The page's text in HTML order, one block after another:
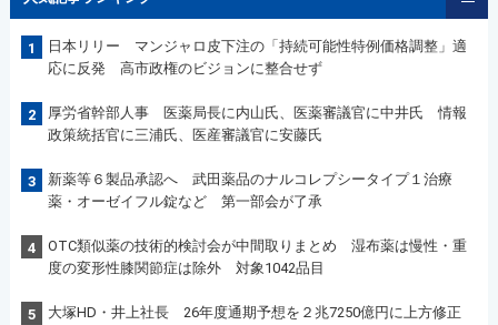
1
日本リリー マンジャロ皮下注の「持続可能性特例価格調整」適
応に反発 高市政権のビジョンに整合せず
2
厚労省幹部人事 医薬局長に内山氏、医薬審議官に中井氏 情報
政策統括官に三浦氏、医産審議官に安藤氏
3
新薬等６製品承認へ 武田薬品のナルコレプシータイプ１治療
薬・オーゼイフル錠など 第一部会が了承
4
OTC類似薬の技術的検討会が中間取りまとめ 湿布薬は慢性・重
度の変形性膝関節症は除外 対象1042品目
5
大塚HD・井上社長 26年度通期予想を２兆7250億円に上方修正